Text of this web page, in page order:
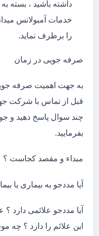
داشته باشید ،
خدمات آمبولانس
را برطرف نماید.
صرفه جویی در زمان
به جهت اهمیت صرفه
قبل از تماس با شرکت
چند سوال پاسخ دهید و
بفرمایید.
مبداء و مقصد کجاست ؟
آیا مددجو به بیماری یا
آیا مددجو علائمی دارد
این علائم را دارد ؟ چه